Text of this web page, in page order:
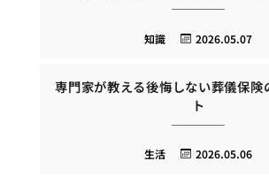
2026.05.07
知識
専門家が教える後悔しない葬儀保険
ト
2026.05.06
生活